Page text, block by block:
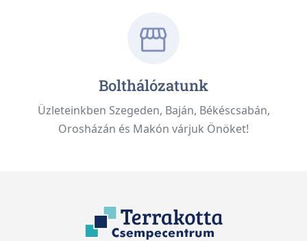
Bolthálózatunk
Üzleteinkben Szegeden, Baján, Békéscsabán,
Orosházán és Makón várjuk Önöket!